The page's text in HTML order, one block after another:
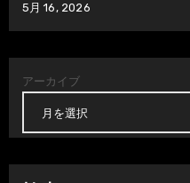
5月 16, 2026
アーカイブ